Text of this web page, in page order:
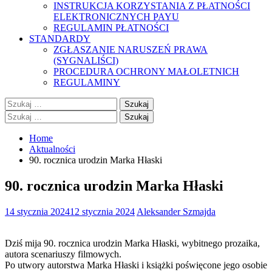
INSTRUKCJA KORZYSTANIA Z PŁATNOŚCI
ELEKTRONICZNYCH PAYU
REGULAMIN PŁATNOŚCI
STANDARDY
ZGŁASZANIE NARUSZEŃ PRAWA
(SYGNALIŚCI)
PROCEDURA OCHRONY MAŁOLETNICH
REGULAMINY
Szukaj:
Szukaj:
Home
Aktualności
90. rocznica urodzin Marka Hłaski
90. rocznica urodzin Marka Hłaski
14 stycznia 202412 stycznia 2024 Aleksander Szmajda
Dziś mija 90. rocznica urodzin Marka Hłaski, wybitnego prozaika,
autora scenariuszy filmowych.
Po utwory autorstwa Marka Hłaski i książki poświęcone jego osobie